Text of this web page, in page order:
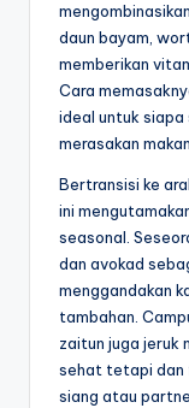
daun bayam,
memberikan
Cara
ideal untuk
merasakan
Bertransisi ke
ini
seasonal.
dan avokad
menggandakan
tambahan.
zaitun juga jeruk
sehat tetapi dan
siang atau